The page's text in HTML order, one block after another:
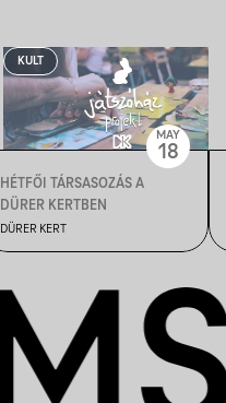
KULT
HÉTFŐI TÁRSASOZÁS A
DÜRER KERTBEN
DÜRER KERT
MAY
18